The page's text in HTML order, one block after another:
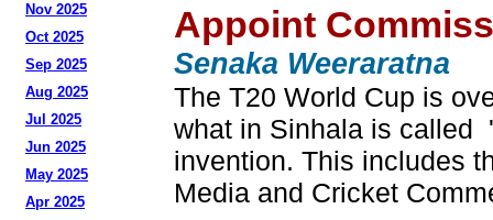
Nov 2025
Oct 2025
Sep 2025
Aug 2025
Jul 2025
Jun 2025
May 2025
Apr 2025
Appoint
Senaka Weeraratna
The T20 World Cup is
what in Sinhala is called
invention. This includes
Media and Cricket